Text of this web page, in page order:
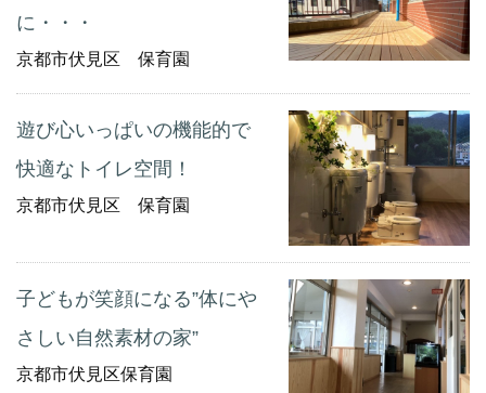
に・・・
京都市伏見区 保育園
遊び心いっぱいの機能的で
快適なトイレ空間！
京都市伏見区 保育園
子どもが笑顔になる”体にや
さしい自然素材の家”
京都市伏見区保育園